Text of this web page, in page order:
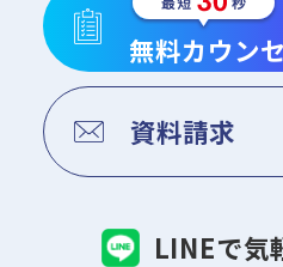
無料カウン
資料請求
LINEで気